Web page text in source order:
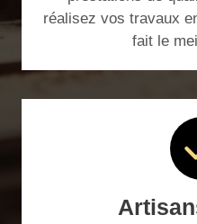
réalisez vos travaux
fait le